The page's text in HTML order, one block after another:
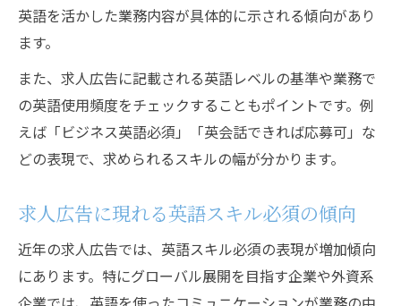
仕事探しに役立つ英語表現とその活用法
バイト・正社員の求人応募で使える英語例
文
求人広告で役立つ採用関連英語フレーズ
仕事探しを成功に導く英語力の高め方
採用・求人でキャリアアップを目指すために
英語を活かした求人採用で描くキャリア像
バイト経験を正社員採用に活かす英語力
英語を活かした業務内容が具体的に示される傾向があり
ます。
また、求人広告に記載される英語レベルの基準や業務で
の英語使用頻度をチェックすることもポイントです。例
えば「ビジネス英語必須」「英会話できれば応募可」な
どの表現で、求められるスキルの幅が分かります。
求人広告に現れる英語スキル必須の傾向
近年の求人広告では、英語スキル必須の表現が増加傾向
にあります。特にグローバル展開を目指す企業や外資系